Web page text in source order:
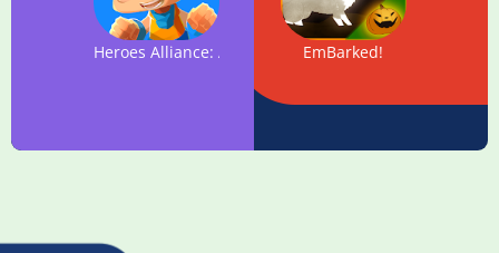
Heroes Alliance: Action Platform Game
EmBarked!